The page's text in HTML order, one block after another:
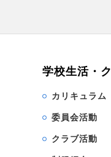
学校生活・
カリキュラム
委員会活動
クラブ活動